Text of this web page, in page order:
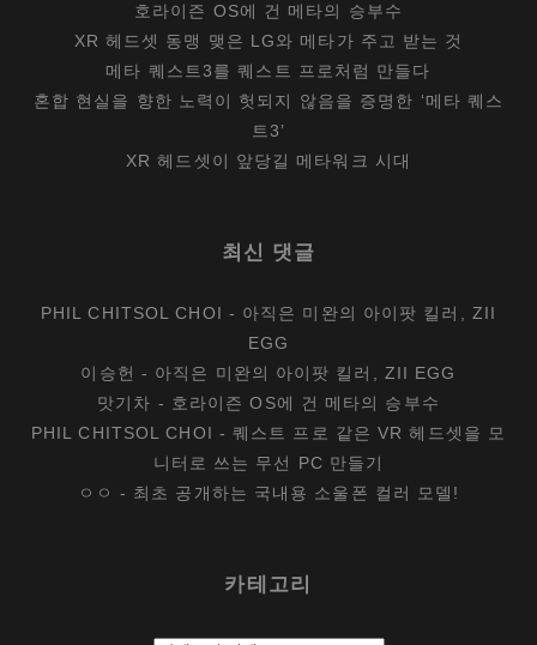
호라이즌 OS에 건 메타의 승부수
XR 헤드셋 동맹 맺은 LG와 메타가 주고 받는 것
메타 퀘스트3를 퀘스트 프로처럼 만들다
혼합 현실을 향한 노력이 헛되지 않음을 증명한 ‘메타 퀘스
트3’
XR 헤드셋이 앞당길 메타워크 시대
최신 댓글
PHIL CHITSOL CHOI - 아직은 미완의 아이팟 킬러, ZII
EGG
이승헌 - 아직은 미완의 아이팟 킬러, ZII EGG
맛기차 - 호라이즌 OS에 건 메타의 승부수
PHIL CHITSOL CHOI -퀘스트 프로 같은 VR 헤드셋을 모
니터로 쓰는 무선 PC 만들기
ㅇㅇ - 최초 공개하는 국내용 소울폰 컬러 모델!
카테고리